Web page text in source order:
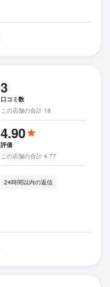
3
口コミ数
この店舗の合計 18
4.90
評価
この店舗の合計 4.77
24時間以内の返信